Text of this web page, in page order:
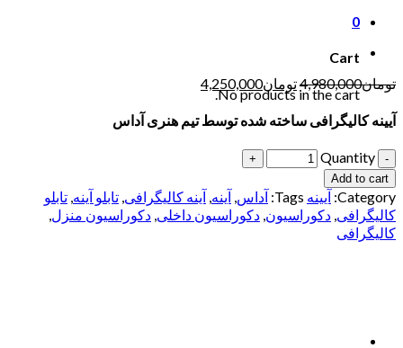
0
Cart
No products in the cart.
تومان4,980,000تومان4,250,000
آیینه کالیگرافی ساخته شده توسط تیم هنری آداس
Quantity
Add to cart
Category: آیینه Tags: آداس, آینه, آینه کالیگرافی, تابلو آینه, تابلو
کالیگرافی, دکوراسیون, دکوراسیون داخلی, دکوراسیون منزل,
کالیگرافی